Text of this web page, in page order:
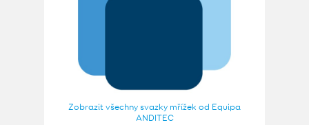
Zobrazit všechny svazky mřížek od Equipa
ANDITEC